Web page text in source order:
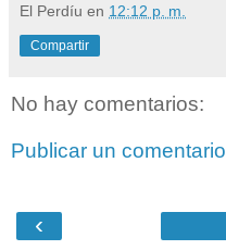
El Perdíu en 12:12 p. m.
Compartir
No hay comentarios:
Publicar un comentario
‹